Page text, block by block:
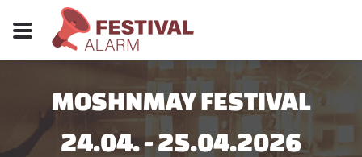
MOSHNMAY FESTIVAL
24.04. - 25.04.2026